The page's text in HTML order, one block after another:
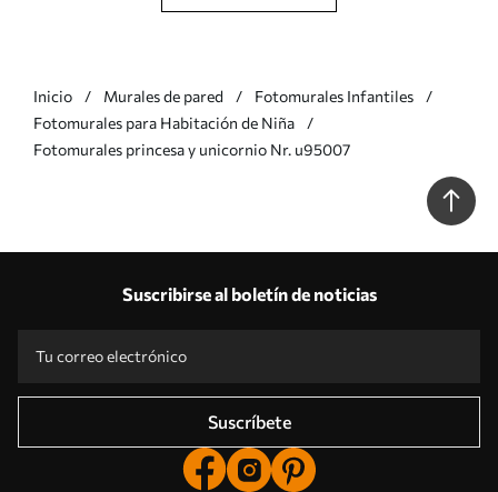
Inicio Murales de pared
Fotomurales Infantiles
Fotomurales para Habitación de Niña
Fotomurales princesa y unicornio Nr. u95007
Suscribirse al boletín de noticias
Suscríbete